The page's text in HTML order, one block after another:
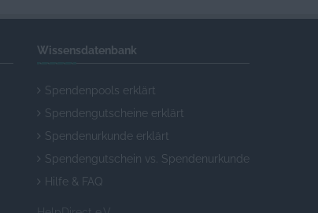
Wissensdatenbank
Spendenpools erklärt
Spendengutscheine erklärt
Spendenurkunde erklärt
Spendengutschein vs. Spendenurkunde
Hilfe & FAQ